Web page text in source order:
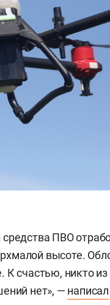
ПВО
высоте.
К счастью, никто из
нет», — написал